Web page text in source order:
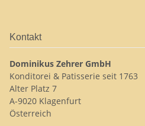
Kontakt
Dominikus Zehrer GmbH
Konditorei & Patisserie seit 1763
Alter Platz 7
A-9020 Klagenfurt
Österreich